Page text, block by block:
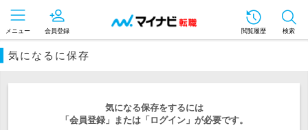
メニュー 会員登録 閲覧履歴 検索
気になるに保存
気になる保存をするには
「会員登録」または「ログイン」が必要です。